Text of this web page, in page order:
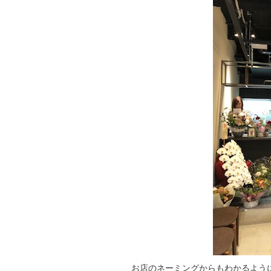
お店のネーミングからもわかるよう